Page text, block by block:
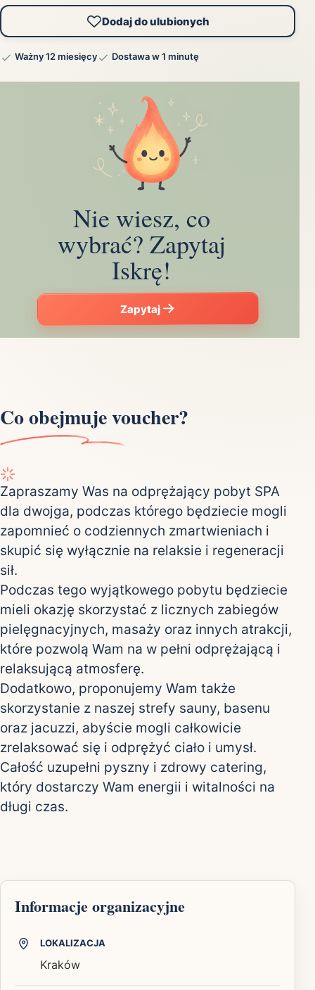
Dodaj do ulubionych
Ważny 12 miesięcy Dostawa w 1 minutę
Nie wiesz, co
wybrać? Zapytaj
Iskrę!
Zapytaj
Co obejmuje voucher?
Zapraszamy Was na odprężający pobyt SPA
dla dwojga, podczas którego będziecie mogli
zapomnieć o codziennych zmartwieniach i
skupić się wyłącznie na relaksie i regeneracji
sił.
Podczas tego wyjątkowego pobytu będziecie
mieli okazję skorzystać z licznych zabiegów
pielęgnacyjnych, masaży oraz innych atrakcji,
które pozwolą Wam na w pełni odprężającą i
relaksującą atmosferę.
Dodatkowo, proponujemy Wam także
skorzystanie z naszej strefy sauny, basenu
oraz jacuzzi, abyście mogli całkowicie
zrelaksować się i odprężyć ciało i umysł.
Całość uzupełni pyszny i zdrowy catering,
który dostarczy Wam energii i witalności na
długi czas.
Informacje organizacyjne
LOKALIZACJA
Kraków